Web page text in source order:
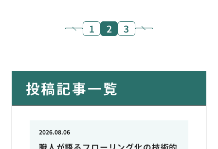
1 2 3
投稿記事一覧
2026.08.06